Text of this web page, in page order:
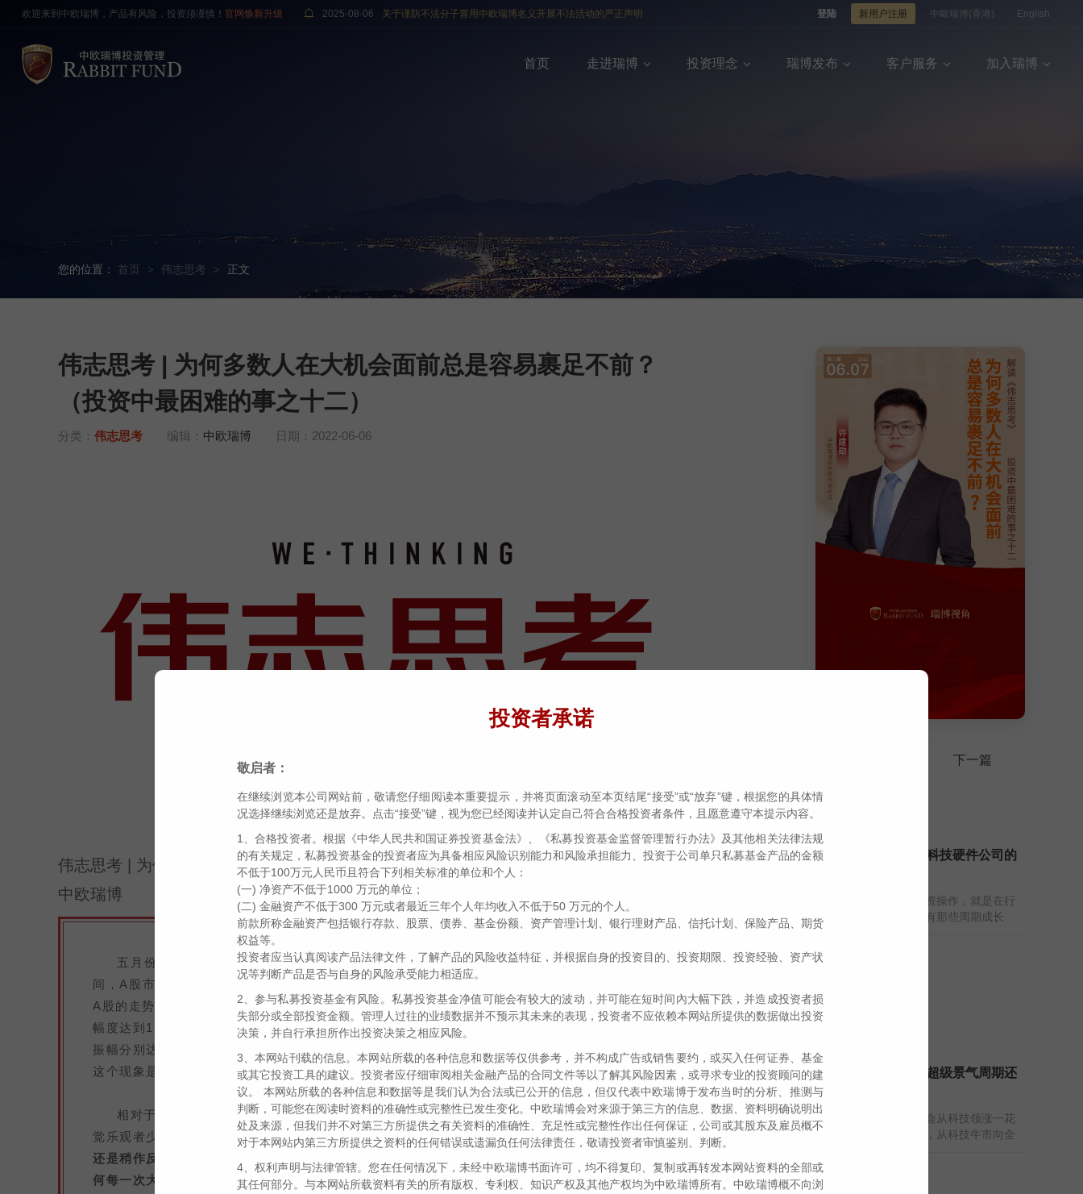
登陆 新用户注册 中歐瑞博(香港) English
欢迎来到中欧瑞博，产品有风险，投资须谨慎！ 官网焕新升级 2025-08-06 关于谨防不法分子冒用中欧瑞博名义开展不法活动的严正声明
首页 走进瑞博 投资理念 瑞博发布 客户服务 加入瑞博
您的位置： 首页 > 伟志思考 > 正文
伟志思考 | 为何多数人在大机会面前总是容易裹足不前？
（投资中最困难的事之十二）
分类： 伟志思考 编辑： 中欧瑞博 日期：2022-06-06
全文字数丨3180字
阅读时长丨8分钟
伟志思考 | 为何多数人在大机会面前总是容易裹足不前？（投资中最困难的事之十二）
中欧瑞博
五月份全球的资本市场出现了一丝暖意，在上海疫情防控最吃紧、市场情绪很悲观的这段时
间，A股市场出人意料的逐渐走强了。尤其在短期较差的经济数据和美股暴跌这些利空的冲击下，
A股的走势相当顽强。全月下来万得全A指数上涨了5.9%，纳斯达克指数下跌了-2.05%，全月震荡
幅度达到15.8%。代表中概股走势的金龙指数5月份也罕见跑赢了纳指，金龙指数3、4、5三个月的
振幅分别达到惊人的41.61%、29.33%、25.01%， 但月度跌幅仅为-12.33%、-5.08%、-1.06%，
这个现象是很值得重视的。投资者纷纷惊叹，大A终于挺起了脊梁。
相对于4月底的绝望情绪来说，5月底的情绪有所修复，但是市场分歧依然巨大，观察下来，感
觉乐观者少，绝望者也较前期减少了一些，多数人陷入犹豫与纠结中。 当下的市场究竟是大机会？
还是稍作反弹后继续深不见底？这是当下特别值得讨论的一个课题！本期的伟志思考，我们也就为
何每一次大机会来临时，多数人往往裹足不前这一有趣的现象来进行剖析。我一直认为，把握住战
下一篇
伟志思考：这一轮科技硬件公司的
让我们亏钱最多的投资操作，就是在行
业景气高点去买入持有那些周期成长
伟志思考：究竟是超级景气周期还
三季度，市场大概率会从科技领涨一花
独秀向百花齐放发展，从科技牛市向全
投资者承诺
敬启者：
在继续浏览本公司网站前，敬请您仔细阅读本重要提示，并将页面滚动至本页结尾“接受”或“放弃”键，根据您的具体情
况选择继续浏览还是放弃。点击“接受”键，视为您已经阅读并认定自己符合合格投资者条件，且愿意遵守本提示内容。
1、合格投资者。根据《中华人民共和国证券投资基金法》、《私募投资基金监督管理暂行办法》及其他相关法律法规
的有关规定，私募投资基金的投资者应为具备相应风险识别能力和风险承担能力、投资于公司单只私募基金产品的金额
不低于100万元人民币且符合下列相关标准的单位和个人：
(一) 净资产不低于1000 万元的单位；
(二) 金融资产不低于300 万元或者最近三年个人年均收入不低于50 万元的个人。
前款所称金融资产包括银行存款、股票、债券、基金份额、资产管理计划、银行理财产品、信托计划、保险产品、期货
权益等。
投资者应当认真阅读产品法律文件，了解产品的风险收益特征，并根据自身的投资目的、投资期限、投资经验、资产状
况等判断产品是否与自身的风险承受能力相适应。
2、参与私募投资基金有风险。私募投资基金净值可能会有较大的波动，并可能在短时间內大幅下跌，并造成投资者损
失部分或全部投资金额。管理人过往的业绩数据并不预示其未来的表现，投资者不应依赖本网站所提供的数据做出投资
决策，并自行承担所作出投资决策之相应风险。
3、本网站刊载的信息。本网站所载的各种信息和数据等仅供参考，并不构成广告或销售要约，或买入任何证券、基金
或其它投资工具的建议。投资者应仔细审阅相关金融产品的合同文件等以了解其风险因素，或寻求专业的投资顾问的建
议。 本网站所载的各种信息和数据等是我们认为合法或已公开的信息，但仅代表中欧瑞博于发布当时的分析、推测与
判断，可能您在阅读时资料的准确性或完整性已发生变化。中欧瑞博会对来源于第三方的信息、数据、资料明确说明出
处及来源，但我们并不对第三方所提供之有关资料的准确性、充足性或完整性作出任何保证，公司或其股东及雇员概不
对于本网站内第三方所提供之资料的任何错误或遗漏负任何法律责任，敬请投资者审慎鉴别、判断。
4、权利声明与法律管辖。您在任何情况下，未经中欧瑞博书面许可，均不得复印、复制或再转发本网站资料的全部或
其任何部分。与本网站所载资料有关的所有版权、专利权、知识产权及其他产权均为中欧瑞博所有。中欧瑞博概不向浏